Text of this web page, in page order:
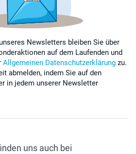
Newsletters bleiben Sie über
auf dem Laufenden und
Allgemeinen Datenschutzerklärung zu.
abmelden, indem Sie auf den
in jedem unserer Newsletter
uns auch bei